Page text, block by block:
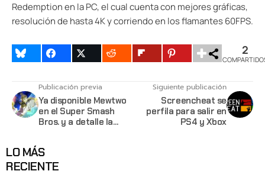
Redemption en la PC, el cual cuenta con mejores gráficas,
resolución de hasta 4K y corriendo en los flamantes 60FPS.
2
Publicación previa
Ya disponible Mewtwo
en el Super Smash
Bros. y a detalle la
Siguiente publicación
Screencheat se
perfila para salir en
PS4 y Xbox
LO MÁS
RECIENTE